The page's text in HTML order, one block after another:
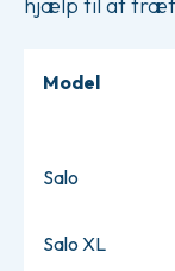
hjælp til at
Model
Salo
Salo XL